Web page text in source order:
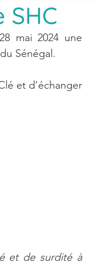
mai 2024 une
Sénégal.
et d’échanger
et de surdité à